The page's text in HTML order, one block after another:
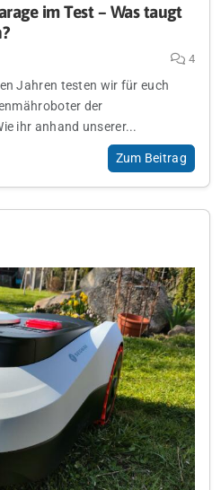
im Test – Was taugt
4
Jahren testen wir für euch
der
ihr anhand unserer...
Zum Beitrag